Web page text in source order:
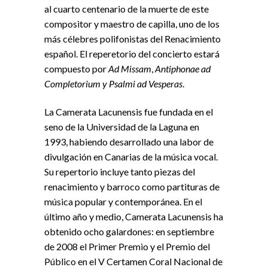
al cuarto centenario de la muerte de este
compositor y maestro de capilla, uno de los
más célebres polifonistas del Renacimiento
español. El reperetorio del concierto estará
compuesto porAd Missam,Antiphonae ad
Completorium y Psalmi ad Vesperas.
La Camerata Lacunensis fue fundada en el
seno de la Universidad de la Laguna en
1993, habiendo desarrollado una labor de
divulgación en Canarias de la música vocal.
Su repertorio incluye tanto piezas del
renacimiento y barroco como partituras de
música popular y contemporánea. En el
último año y medio, Camerata Lacunensis ha
obtenido ocho galardones: en septiembre
de 2008 el Primer Premio y el Premio del
Público en el V Certamen Coral Nacional de